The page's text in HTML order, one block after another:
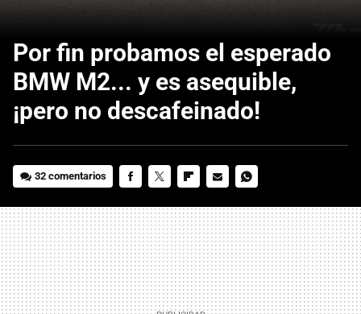
Por fin probamos el esperado
BMW M2... y es asequible,
¡pero no descafeinado!
32 comentarios
MAIL